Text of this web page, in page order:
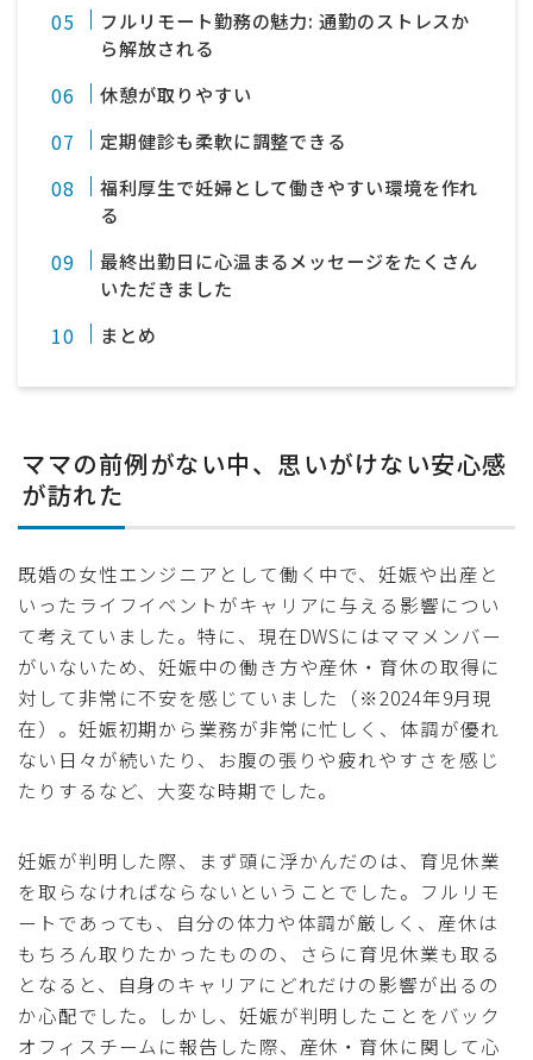
フルリモート勤務の魅力: 通勤のストレスか
ら解放される
休憩が取りやすい
定期健診も柔軟に調整できる
福利厚生で妊婦として働きやすい環境を作れ
る
最終出勤日に心温まるメッセージをたくさん
いただきました
まとめ
ママの前例がない中、思いがけない安心感
が訪れた
既婚の女性エンジニアとして働く中で、妊娠や出産と
いったライフイベントがキャリアに与える影響につい
て考えていました。特に、現在DWSにはママメンバー
がいないため、妊娠中の働き方や産休・育休の取得に
対して非常に不安を感じていました（※2024年9月現
在）。妊娠初期から業務が非常に忙しく、体調が優れ
ない日々が続いたり、お腹の張りや疲れやすさを感じ
たりするなど、大変な時期でした。
妊娠が判明した際、まず頭に浮かんだのは、育児休業
を取らなければならないということでした。フルリモ
ートであっても、自分の体力や体調が厳しく、産休は
もちろん取りたかったものの、さらに育児休業も取る
となると、自身のキャリアにどれだけの影響が出るの
か心配でした。しかし、妊娠が判明したことをバック
オフィスチームに報告した際、産休・育休に関して心